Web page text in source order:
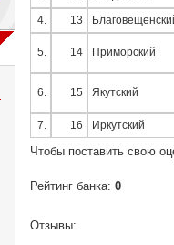
4. 13
5. 14 Приморский
6. 15 Якутский
7. 16 Иркутский
Чтобы поставить свою
Рейтинг банка: 0
Отзывы: